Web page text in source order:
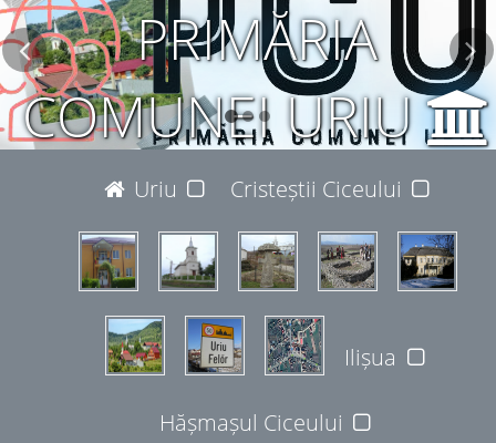
PRIMĂRIA
COMUNEI URIU
JUDEȚUL BISTRIȚA-NĂSĂUD 427365
Uriu Cristeștii Ciceului
Ilișua
Hășmașul Ciceului